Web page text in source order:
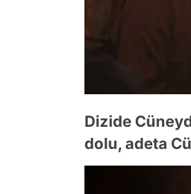
Dizide
dolu, adeta